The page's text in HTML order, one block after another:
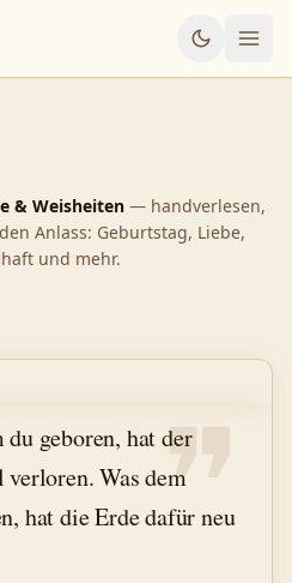
& Weisheiten— handverlesen,
Anlass: Geburtstag, Liebe,
und mehr.
❞
geboren, hat der
Was dem
hat die Erde dafür neu